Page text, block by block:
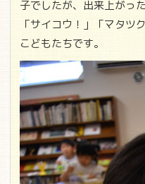
子でしたが、出来上がっ
「サイコウ！」「マタツ
こどもたちです。